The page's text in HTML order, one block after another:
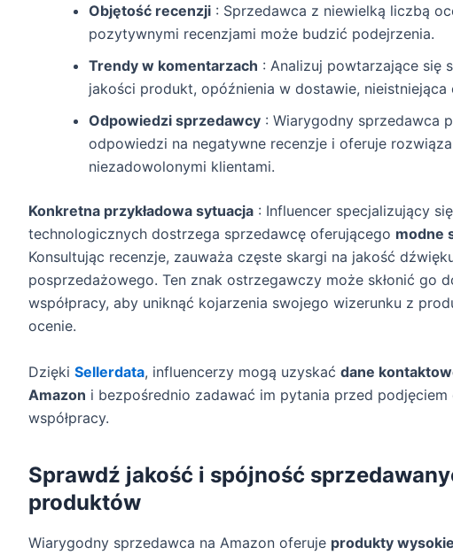
Objętość recenzji : Sprzedawca z niewielką liczbą
pozytywnymi recenzjami może budzić podejrzenia.
Trendy w komentarzach : Analizuj powtarzające się
jakości produkt, opóźnienia w dostawie, nieistniejąca
Odpowiedzi sprzedawcy : Wiarygodny sprzedawca
odpowiedzi na negatywne recenzje i oferuje
niezadowolonymi klientami.
Konkretna przykładowa sytuacja : Influencer specjalizujący
technologicznych dostrzega sprzedawcę oferującego modne
Konsultując recenzje, zauważa częste skargi na jakość
posprzedażowego. Ten znak ostrzegawczy może skłonić go
współpracy, aby uniknąć kojarzenia swojego wizerunku z
ocenie.
Dzięki Sellerdata, influencerzy mogą uzyskać dane
Amazon i bezpośrednio zadawać im pytania przed podjęciem
współpracy.
Sprawdź jakość i spójność
produktów
Wiarygodny sprzedawca na Amazon oferuje produkty